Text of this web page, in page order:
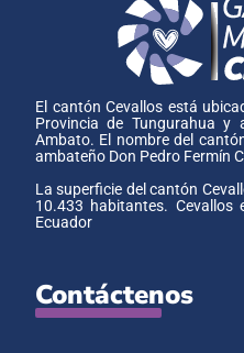
El cantón Cevallos está
Provincia de Tungurahua
Ambato. El nombre del
ambateño Don Pedro Fermín
La superficie del cantón
10.433 habitantes. Cevallos
Ecuador
Contáctenos